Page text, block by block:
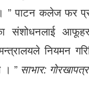
” पाटन कलेज फर
संशोधनलाई
मन्त्रालयले नियमन
। ” साभार: